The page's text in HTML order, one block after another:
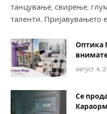
танцување, свирење,
таленти. Пријавувањето
Оптика
август 4,
Се